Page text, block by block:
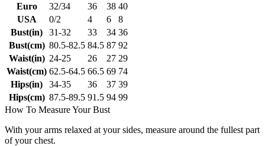
Euro
32/34 36 38 40
USA
0/2 4 6
8
Bust(in)
31-32 33 34 36
Bust(cm) 80.5-82.5 84.5 87 92
Waist(in) 24-25 26 27 29
Waist(cm) 62.5-64.5 66.5 69 74
Hips(in)
34-35 36 37 39
Hips(cm) 87.5-89.5 91.5 94 99
How To Measure Your Bust
With your arms relaxed at your sides, measure around the fullest part
of your chest.